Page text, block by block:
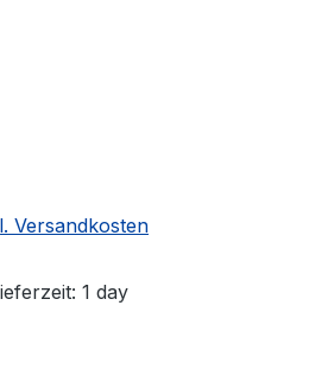
Versandkosten
1 day